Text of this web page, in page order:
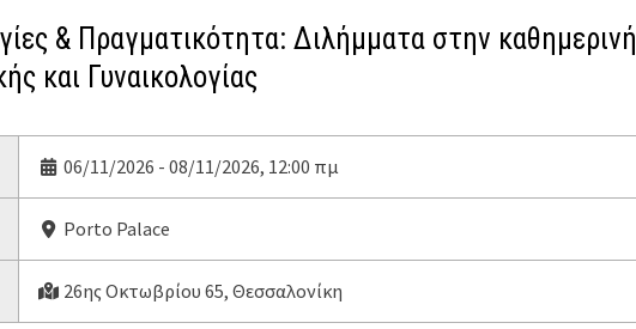
& Πραγματικότητα: Διλήμματα στην καθημερινή
και Γυναικολογίας
06/11/2026 - 08/11/2026, 12:00 πμ
Porto Palace
26ης Οκτωβρίου 65, Θεσσαλονίκη